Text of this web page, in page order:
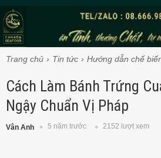
Trang chủ Tin tức Hướng dẫn chế
Cách Làm Bánh Trứng
Ngậy Chuẩn Vị Pháp
Vân Anh 5 năm trước 2152 lượt xem